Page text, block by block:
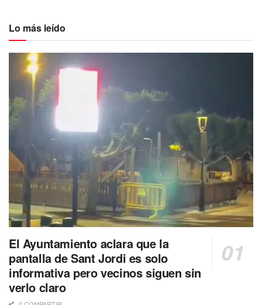
Lo más leído
El Ayuntamiento aclara que la
pantalla de Sant Jordi es solo
informativa pero vecinos siguen sin
verlo claro